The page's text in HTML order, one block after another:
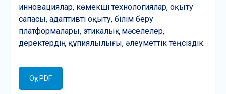
инновациялар, көмекші технологиялар, оқыту
сапасы, адаптивті оқыту, білім беру
платформалары, этикалық мәселелер,
деректердің құпиялылығы, әлеуметтік теңсіздік.
Оқу PDF